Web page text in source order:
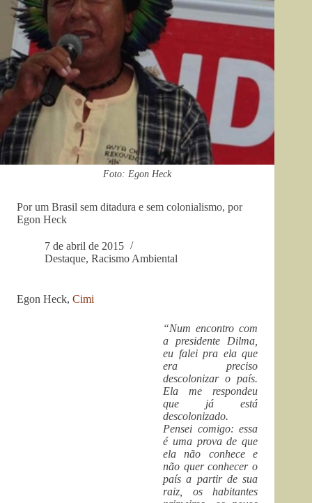
Foto: Egon Heck
Por um Brasil sem ditadura e sem colonialismo, por
Egon Heck
7 de abril de 2015
Destaque, Racismo Ambiental
Egon Heck, Cimi
“Num encontro com
a presidente Dilma,
eu falei pra ela que
era preciso
descolonizar o país.
Ela me respondeu
que já está
descolonizado.
Pensei comigo: essa
é uma prova de que
ela não conhece e
não quer conhecer o
país a partir de sua
raiz, os habitantes